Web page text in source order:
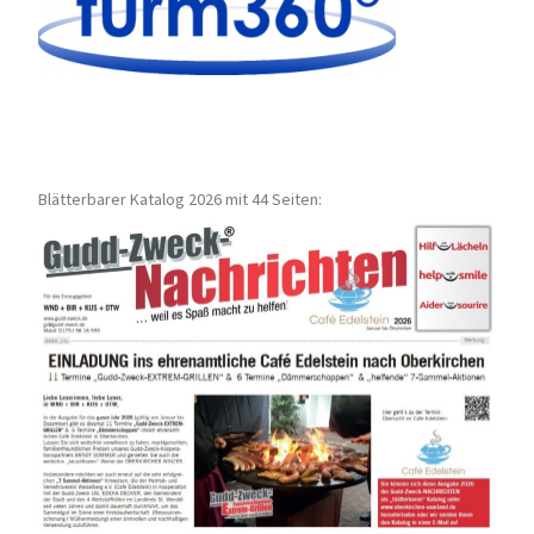
Blätterbarer Katalog 2026 mit 44 Seiten: